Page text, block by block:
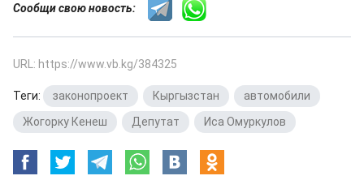
Сообщи свою новость:
URL: https://www.vb.kg/384325
Теги: законопроект Кыргызстан автомобили
Жогорку Кенеш
Депутат Иса Омуркулов